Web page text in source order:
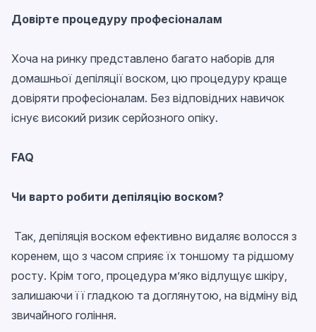
Довірте процедуру професіоналам
Хоча на ринку представлено багато наборів для
домашньої депіляції воском, цю процедуру краще
довіряти професіоналам. Без відповідних навичок
існує високий ризик серйозного опіку.
FAQ
Чи варто робити депіляцію воском?
Так, депіляція воском ефективно видаляє волосся з
коренем, що з часом сприяє їх тоншому та рідшому
росту. Крім того, процедура м’яко відлущує шкіру,
залишаючи її гладкою та доглянутою, на відміну від
звичайного гоління.